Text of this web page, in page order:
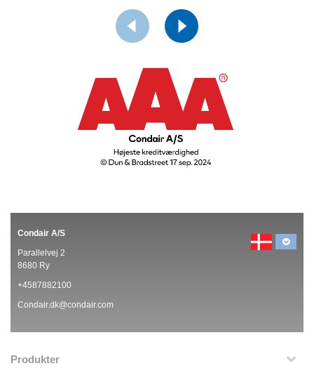
Condair A/S
Parallelvej 2
8680 Ry
+4587882100
Condair.dk@condair.com
Produkter